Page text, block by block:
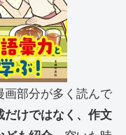
画部分が多く読んで
だけではなく、作文